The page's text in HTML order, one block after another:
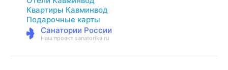
Квартиры Кавминвод
Подарочные карты
Санатории России
Наш проект sanatorika.ru